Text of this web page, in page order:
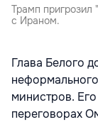
Трамп пригрозил
с Ираном.
Глава Белого
министров.
переговорах